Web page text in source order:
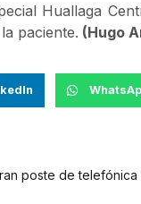
Huallaga
paciente. (Hugo
poste de telefónica